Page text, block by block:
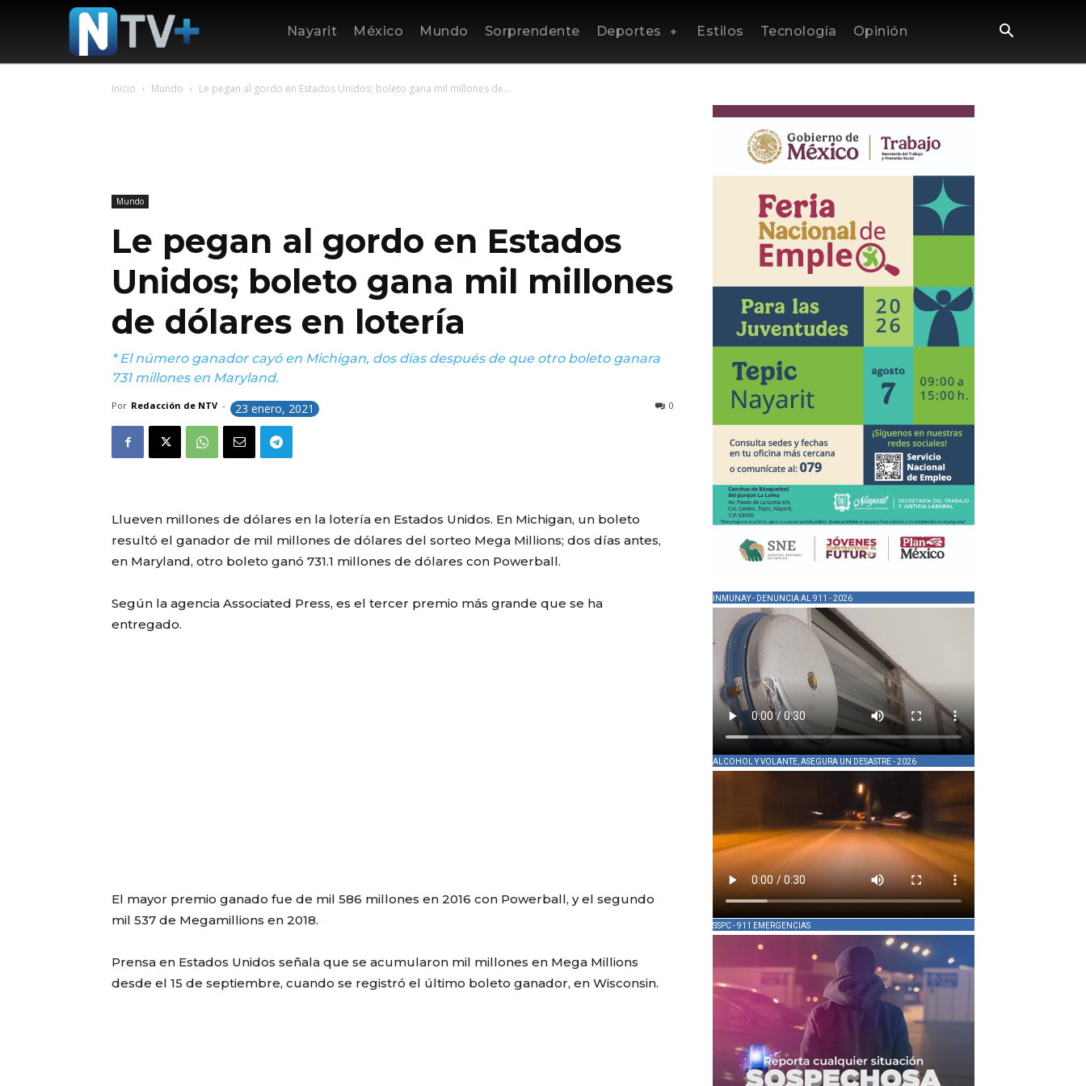
Nayarit México Mundo Sorprendente Deportes Estilos Tecnología Opinión
Inicio Mundo Le pegan al gordo en Estados Unidos; boleto gana mil millones de...
Mundo
Le pegan al gordo en Estados
Unidos; boleto gana mil millones
de dólares en lotería
* El número ganador cayó en Michigan, dos días después de que otro boleto ganara
731 millones en Maryland.
Por Redacción de NTV - 23 enero, 2021 0
Llueven millones de dólares en la lotería en Estados Unidos. En Michigan, un boleto
resultó el ganador de mil millones de dólares del sorteo Mega Millions; dos días antes,
en Maryland, otro boleto ganó 731.1 millones de dólares con Powerball.
Según la agencia Associated Press, es el tercer premio más grande que se ha
entregado.
El mayor premio ganado fue de mil 586 millones en 2016 con Powerball, y el segundo
mil 537 de Megamillions en 2018.
Prensa en Estados Unidos señala que se acumularon mil millones en Mega Millions
desde el 15 de septiembre, cuando se registró el último boleto ganador, en Wisconsin.
INMUNAY - DENUNCIA AL 911 - 2026
ALCOHOL Y VOLANTE, ASEGURA UN DESASTRE - 2026
SSPC - 911 EMERGENCIAS